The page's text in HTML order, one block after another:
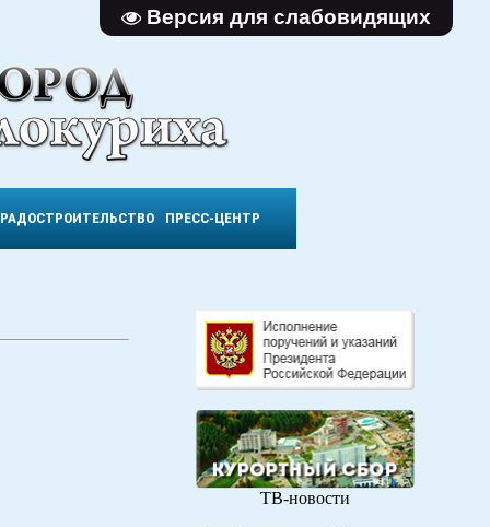
Версия для слабовидящих
ПРЕСС-ЦЕНТР
ТВ-новости